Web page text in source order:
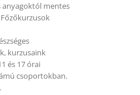
anyagoktól mentes
kurzusaink
és 17 órai
csoportokban.